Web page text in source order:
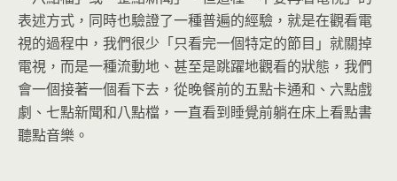
表述方式，同時也驗證了一種普遍的經驗，就是在觀看電
視的過程中，我們很少「只看完一個特定的節目」就關掉
電視，而是一種流動地、甚至是跳躍地觀看的狀態，我們
會一個接著一個看下去，從晚餐前的五點卡通和、六點戲
劇、七點新聞和八點檔，一直看到睡覺前躺在床上看點書
聽點音樂。